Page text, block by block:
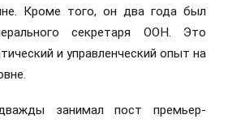
Кроме того, он два года был
секретаря ООН. Это
и управленческий опыт на
занимал пост премьер-